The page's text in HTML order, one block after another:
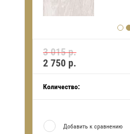
3 015 р.
2 750 р.
Количество:
Добавить к сравнению